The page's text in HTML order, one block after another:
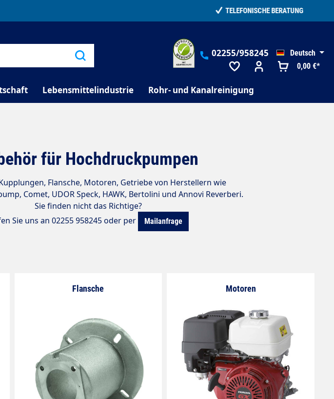
0,00 €*
02255/958245 Deutsch
Lebensmittelindustrie Rohr- und Kanalreinigung
für Hochdruckpumpen
Flansche, Motoren, Getriebe von Herstellern wie
Comet, UDOR Speck, HAWK, Bertolini und Annovi Reverberi.
Sie finden nicht das Richtige?
Sie uns an 02255 958245 oder per
Mailanfrage
Flansche Motoren